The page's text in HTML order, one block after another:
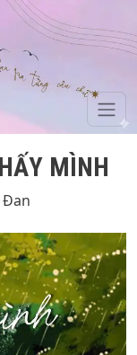
content
MÌNH
Đan